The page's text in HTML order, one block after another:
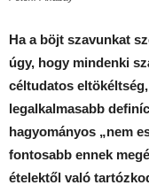
Ha a böjt szavunkat
úgy, hogy mindenki
céltudatos
legalkalmasabb
hagyományos „nem
fontosabb ennek
ételektől való